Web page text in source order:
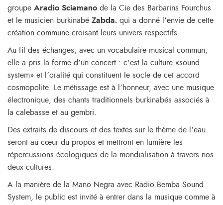
groupe Aradio Sciamano de la Cie des Barbarins Fourchus
et le musicien burkinabé Zabda. qui a donné l’envie de cette
création commune croisant leurs univers respectifs.
Au fil des échanges, avec un vocabulaire musical commun,
elle a pris la forme d’un concert : c’est la culture «sound
system» et l’oralité qui constituent le socle de cet accord
cosmopolite. Le métissage est à l’honneur, avec une musique
électronique, des chants traditionnels burkinabés associés à
la calebasse et au gembri.
Des extraits de discours et des textes sur le thème de l’eau
seront au cœur du propos et mettront en lumière les
répercussions écologiques de la mondialisation à travers nos
deux cultures.
A la manière de la Mano Negra avec Radio Bemba Sound
System, le public est invité à entrer dans la musique comme à